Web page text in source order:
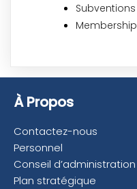
Subventions
Membership
À Propos
Contactez-nous
Personnel
Conseil d’administration
Plan stratégique